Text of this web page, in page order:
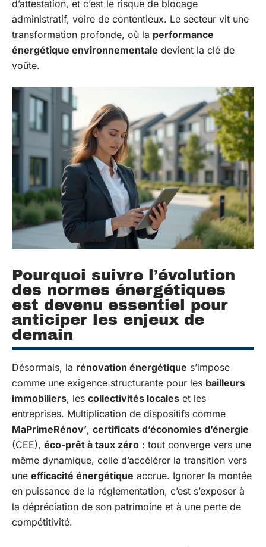
d’attestation, et c’est le risque de blocage
administratif, voire de contentieux. Le secteur vit une
transformation profonde, où la performance
énergétique environnementale devient la clé de
voûte.
Pourquoi suivre l’évolution
des normes énergétiques
est devenu essentiel pour
anticiper les enjeux de
demain
Désormais, la rénovation énergétique s’impose
comme une exigence structurante pour les bailleurs
immobiliers, les collectivités locales et les
entreprises. Multiplication de dispositifs comme
MaPrimeRénov’, certificats d’économies d’énergie
(CEE), éco-prêt à taux zéro : tout converge vers une
même dynamique, celle d’accélérer la transition vers
une efficacité énergétique accrue. Ignorer la montée
en puissance de la réglementation, c’est s’exposer à
la dépréciation de son patrimoine et à une perte de
compétitivité.